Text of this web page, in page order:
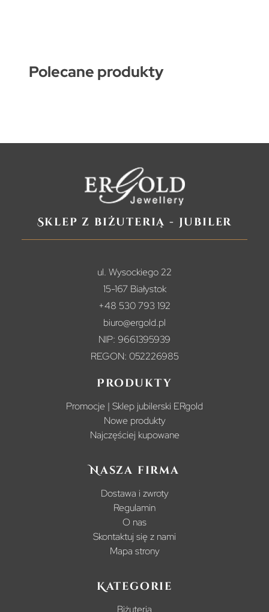
Polecane produkty
Sklep z biżuterią - jubiler
ul. Wysockiego 22
15-167 Białystok
+48 530 793 192
biuro@ergold.pl
NIP: 9661395939
REGON: 052226985
Produkty
Promocje | Sklep jubilerski ERgold
Nowe produkty
Najczęściej kupowane
Nasza firma
Dostawa i zwroty
Regulamin
O nas
Skontaktuj się z nami
Mapa strony
Kategorie
Biżuteria